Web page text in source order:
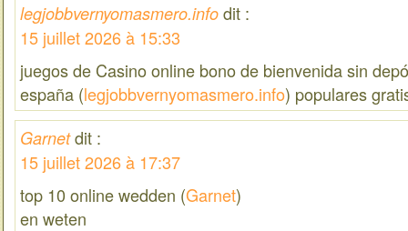
legjobbvernyomasmero.info dit :
15 juillet 2026 à 15:33
juegos de Casino online bono de bienvenida sin
españa (legjobbvernyomasmero.info) populares
Garnet dit :
15 juillet 2026 à 17:37
top 10 online wedden (Garnet)
en weten